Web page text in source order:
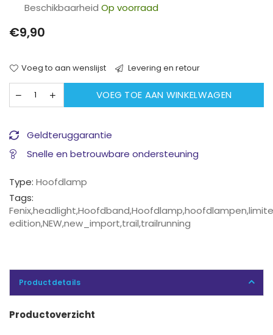
Beschikbaarheid Op voorraad
Prijs
€9,90
Voeg to aan wenslijst Levering en retour
VOEG TOE AAN WINKELWAGEN
Geldteruggarantie
Snelle en betrouwbare ondersteuning
Type: Hoofdlamp
Tags:
Fenix,headlight,Hoofdband,Hoofdlamp,hoofdlampen,
edition,NEW,new_import,trail,trailrunning
Productdetails
Productoverzicht